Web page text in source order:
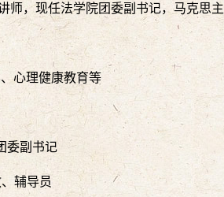
师，现任法学院团委副书记，马克思
心理健康教育等
委副书记
辅导员